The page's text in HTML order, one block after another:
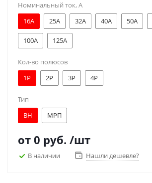
Номинальный ток, А
16A
25A 32A 40A 50A
100A 125A
Кол-во полюсов
1Р
2Р 3Р 4Р
Тип
ВН
МРП
от 0 руб. /шт
В наличии Нашли дешевле?